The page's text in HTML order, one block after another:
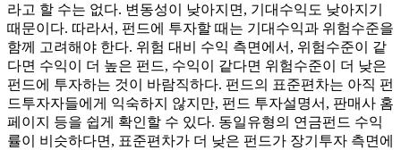
라고 할 수는 없다. 변동성이 낮아지면, 기대수익도 낮아지기
때문이다. 따라서, 펀드에 투자할 때는 기대수익과 위험수준을
함께 고려해야 한다. 위험 대비 수익 측면에서, 위험수준이 같
다면 수익이 더 높은 펀드, 수익이 같다면 위험수준이 더 낮은
펀드에 투자하는 것이 바람직하다. 펀드의 표준편차는 아직 펀
드투자자들에게 익숙하지 않지만, 펀드 투자설명서, 판매사 홈
페이지 등을 쉽게 확인할 수 있다. 동일유형의 연금펀드 수익
률이 비슷하다면, 표준편차가 더 낮은 펀드가 장기투자 측면에